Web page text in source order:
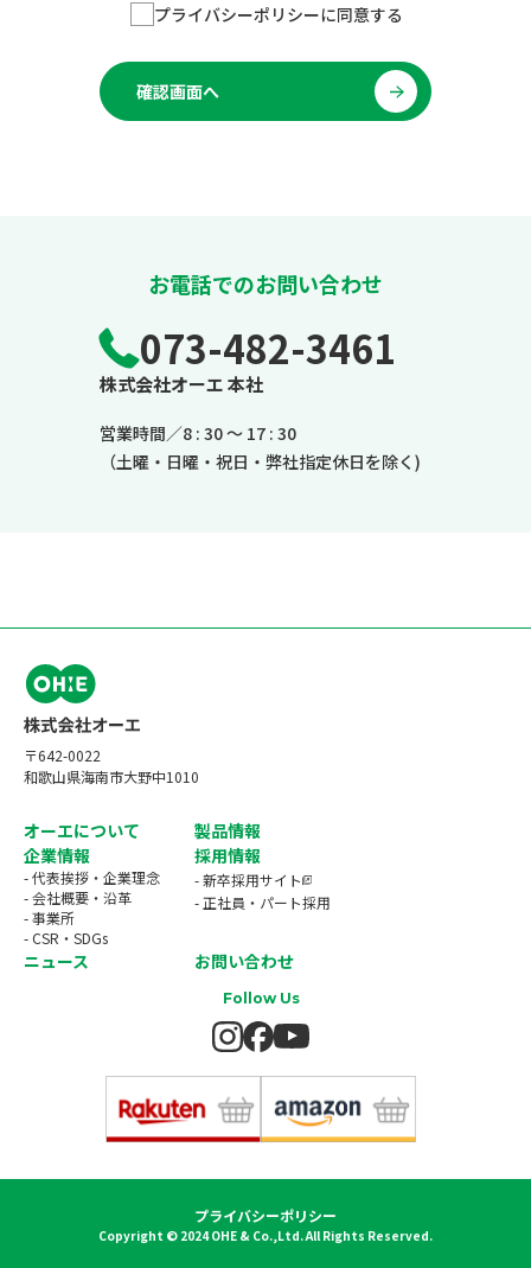
プライバシーポリシーに同意する
確認画面へ
お電話でのお問い合わせ
073-482-3461
株式会社オーエ 本社
営業時間／8 : 30 ～ 17 : 30
（土曜・日曜・祝日・弊社指定休日を除く)
〒642-0022
和歌山県海南市大野中1010
オーエについて
製品情報
企業情報
- 代表挨拶・企業理念
- 会社概要・沿革
- 事業所
- CSR・SDGs
採用情報
- 新卒採用サイト
- 正社員・パート採用
ニュース お問い合わせ
Follow Us
Copyright © 2024 OHE & Co.,Ltd. All Rights Reserved.
プライバシーポリシー